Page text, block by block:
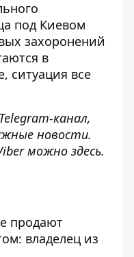
под Киевом
захоронений
в
ситуация все
Telegram-канал,
новости.
можно здесь.
продают
владелец из